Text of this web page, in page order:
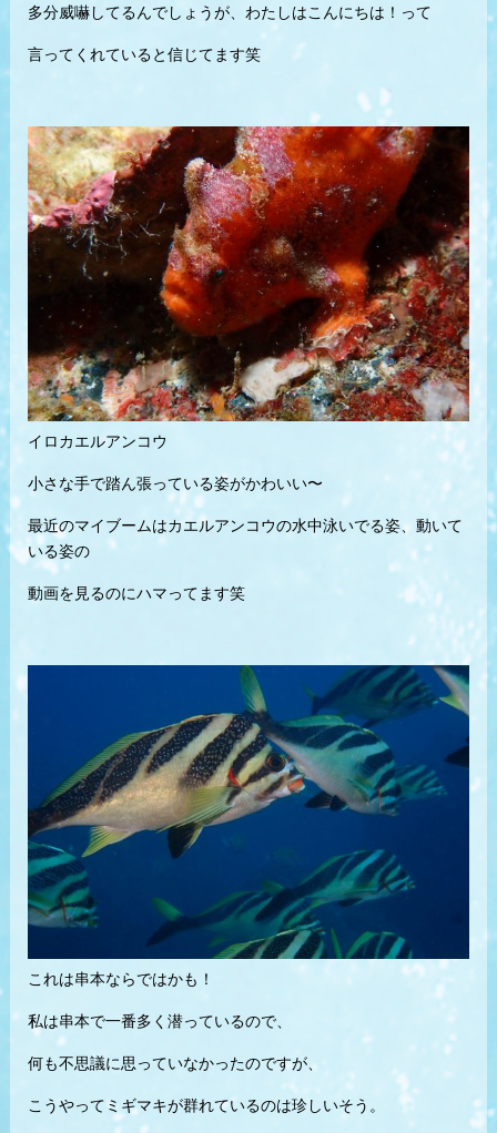
多分威嚇してるんでしょうが、わたしはこんにちは！って
言ってくれていると信じてます笑
イロカエルアンコウ
小さな手で踏ん張っている姿がかわいい〜
最近のマイブームはカエルアンコウの水中泳いでる姿、動いて
いる姿の
動画を見るのにハマってます笑
これは串本ならではかも！
私は串本で一番多く潜っているので、
何も不思議に思っていなかったのですが、
こうやってミギマキが群れているのは珍しいそう。